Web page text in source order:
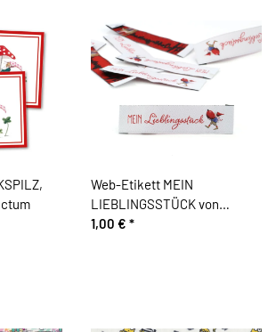
Web-Etikett MEIN
LIEBLINGSSTÜCK von
Acufactum
1,00 € *